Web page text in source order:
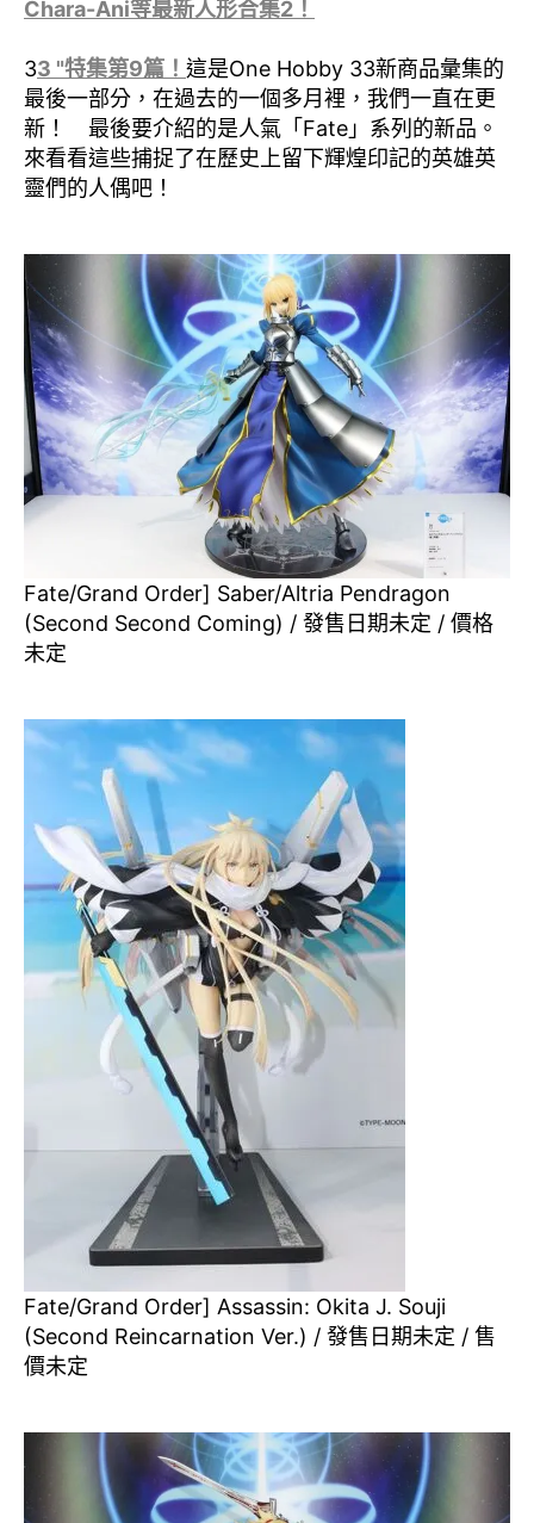
Chara-Ani等最新人形合集2！
33 "特集第9篇！ 這是One Hobby 33新商品彙集的
最後一部分，在過去的一個多月裡，我們一直在更
新！ 最後要介紹的是人氣「Fate」系列的新品。
來看看這些捕捉了在歷史上留下輝煌印記的英雄英
靈們的人偶吧！
Fate/Grand Order] Saber/Altria Pendragon
(Second Second Coming) / 發售日期未定 / 價格
未定
Fate/Grand Order] Assassin: Okita J. Souji
(Second Reincarnation Ver.) / 發售日期未定 / 售
價未定